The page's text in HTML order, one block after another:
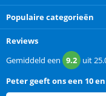
Populaire categorieën
Reviews
Gemiddeld een 9.2 uit
Petergeeft ons een 10